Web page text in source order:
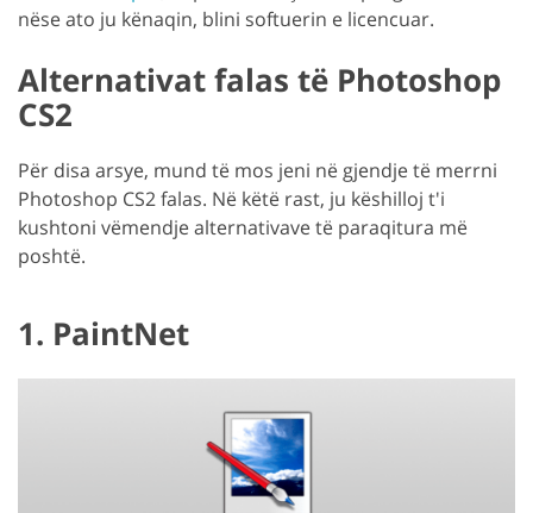
nëse ato ju kënaqin, blini softuerin e licencuar.
Alternativat falas të Photoshop
CS2
Për disa arsye, mund të mos jeni në gjendje të merrni
Photoshop CS2 falas. Në këtë rast, ju këshilloj t'i
kushtoni vëmendje alternativave të paraqitura më
poshtë.
1. PaintNet